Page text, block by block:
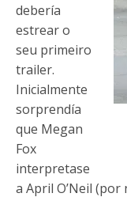
debería
estrear o
seu primeiro
trailer.
Inicialmente
sorprendía
que Megan
Fox
interpretase
a April O’Neil